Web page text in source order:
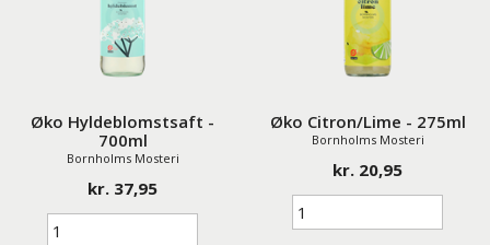
Øko Hyldeblomstsaft -
700ml
Bornholms Mosteri
kr. 37,95
Øko Citron/Lime - 275ml
Bornholms Mosteri
kr. 20,95